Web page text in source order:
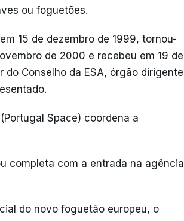
ou foguetões.
15 de dezembro de 1999, tornou-
de 2000 e recebeu em 19 de
Conselho da ESA, órgão dirigente
Space) coordena a
completa com a entrada na agência
do novo foguetão europeu, o